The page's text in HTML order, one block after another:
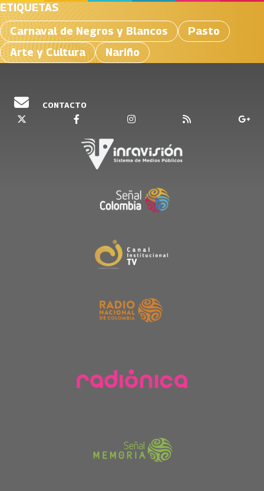
ETIQUETAS
Carnaval de Negros y Blancos
Pasto
Arte y Cultura
Nariño
CONTACTO